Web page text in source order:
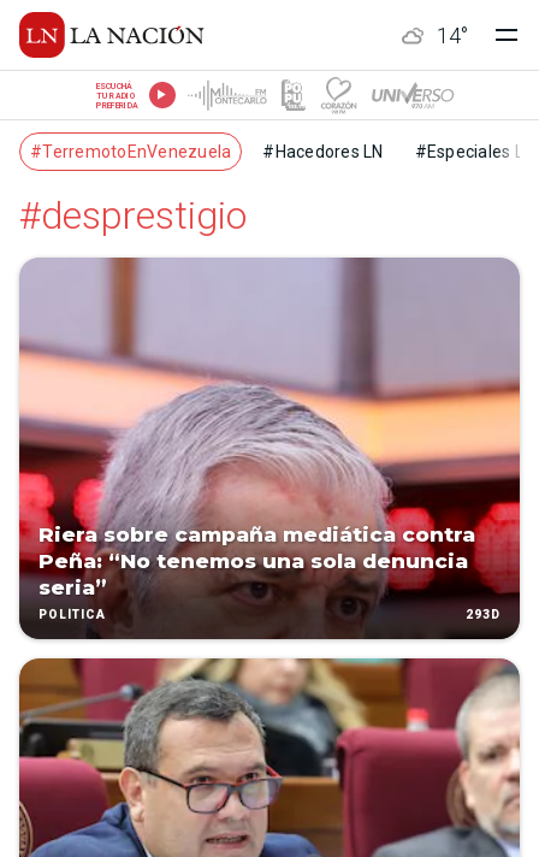
14°
ESCUCHÁ
TU RADIO
PREFERIDA
#TerremotoEnVenezuela #Hacedores LN #Especiales LN
#desprestigio
Riera sobre campaña mediática contra
Peña: “No tenemos una sola denuncia
seria”
POLÍTICA 293D